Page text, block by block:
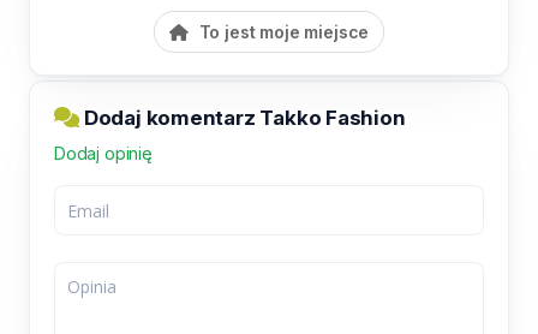
To jest moje miejsce
Dodaj komentarz Takko Fashion
Dodaj opinię